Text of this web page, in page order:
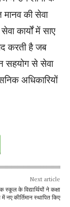
मानव की सेवा
कार्यों में साए
करती है जब
सहयोग से सेवा
अधिकारियों
Next article
स्कूल के विद्यार्थियों ने कक्षा
में नए कीर्तिमान स्थापित किए